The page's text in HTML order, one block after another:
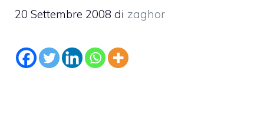
20 Settembre 2008 di zaghor